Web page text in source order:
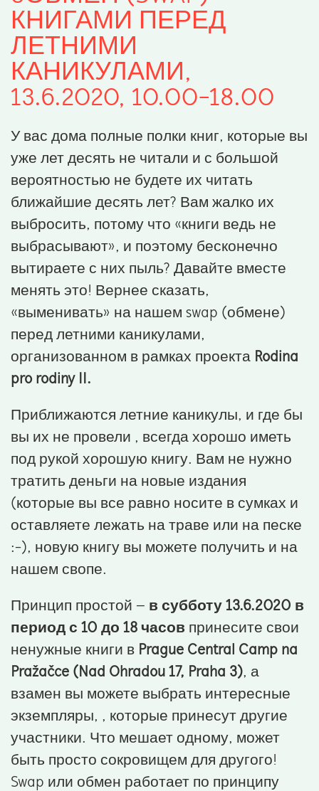
КНИГАМИ ПЕРЕД
ЛЕТНИМИ
КАНИКУЛАМИ,
13.6.2020, 10.00-18.00
У вас дома полные полки книг, которые вы
уже лет десять не читали и с большой
вероятностью не будете их читать
ближайшие десять лет? Вам жалко их
выбросить, потому что «книги ведь не
выбрасывают», и поэтому бесконечно
вытираете с них пыль? Давайте вместе
менять это! Вернее сказать,
«выменивать» на нашем swap (обмене)
перед летними каникулами,
организованном в рамках проекта Rodina
pro rodiny II.
Приближаются летние каникулы, и где бы
вы их не провели , всегда хорошо иметь
под рукой хорошую книгу. Вам не нужно
тратить деньги на новые издания
(которые вы все равно носите в сумках и
оставляете лежать на траве или на песке
:-), новую книгу вы можете получить и на
нашем свопе.
Принцип простой – в субботу 13.6.2020 в
период с 10 до 18 часов принесите свои
ненужные книги в Prague Central Camp na
Pražačce (Nad Ohradou 17, Praha 3), а
взамен вы можете выбрать интересные
экземпляры, , которые принесут другие
участники. Что мешает одному, может
быть просто сокровищем для другого!
Swap или обмен работает по принципу